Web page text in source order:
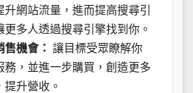
升網站流量，進而提高搜尋引
更多人透過搜尋引擎找到你。
機會： 讓目標受眾瞭解你
務，並進一步購買，創造更多
提升營收。